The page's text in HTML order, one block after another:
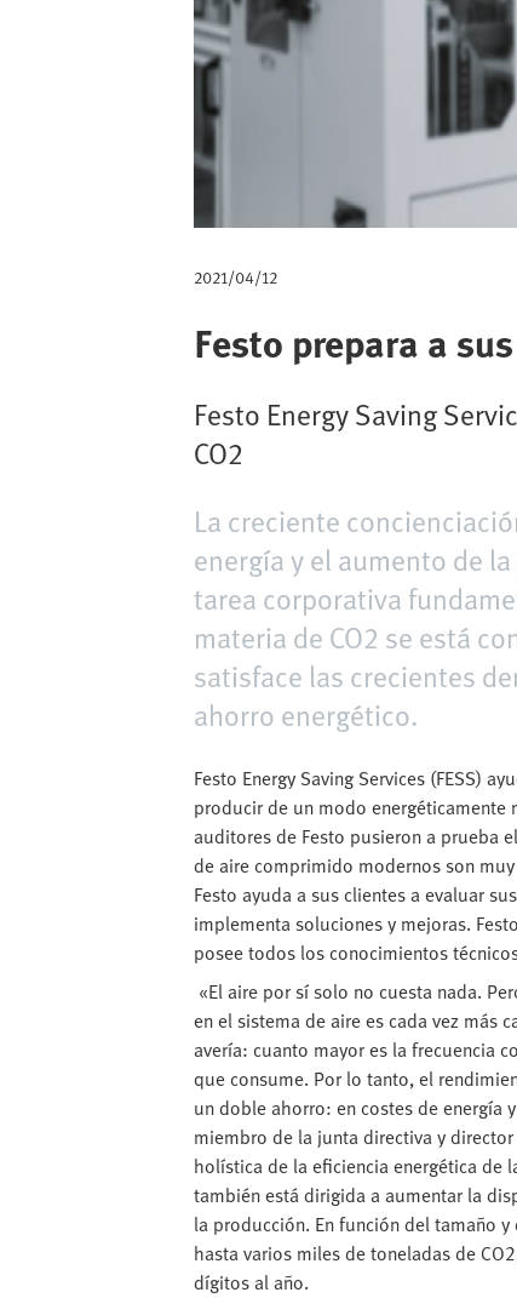
v
e
g
a
c
i
ó
n
2021/04/12
Festo prepara a
Festo Energy Saving
CO2
La creciente
energía y el aumento de
tarea corporativa
materia de CO2 se está
satisface las crecientes
ahorro energético.
Festo Energy Saving Services (FESS)
producir de un modo
auditores de Festo pusieron a prueba
de aire comprimido modernos son
Festo ayuda a sus clientes a evaluar
implementa soluciones y mejoras.
posee todos los conocimientos
«El aire por sí solo no cuesta nada.
en el sistema de aire es cada vez más
avería: cuanto mayor es la frecuencia
que consume. Por lo tanto, el
un doble ahorro: en costes de energía
miembro de la junta directiva y
holística de la eficiencia energética de
también está dirigida a aumentar la
la producción. En función del tamaño
hasta varios miles de toneladas de
dígitos al año.